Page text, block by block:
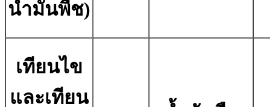
น้ำมันพืช)
เทียนไข
และเทียน